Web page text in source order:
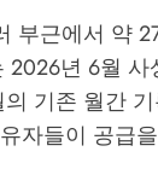
근에서 약
2026년 6월
기존 월간
자들이 공급